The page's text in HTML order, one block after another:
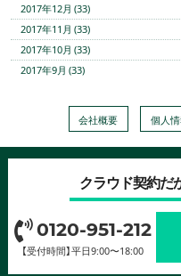
2017年12月 (33)
2017年11月 (33)
2017年10月 (33)
2017年9月 (33)
会社概要 個人
クラウド契約だ
0120-951-212
【受付時間】平日9:00〜18:00